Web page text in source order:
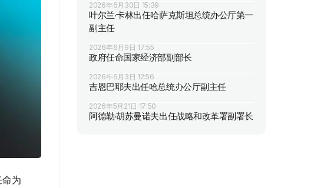
为
2026年6月30日 15:39
叶尔兰·卡林出任哈萨克斯坦总统办公厅第一
副主任
2026年6月9日 17:55
政府任命国家经济部副部长
2026年6月3日 12:56
吉恩巴耶夫出任哈总统办公厅副主任
2026年5月21日 17:50
阿德勒·胡苏曼诺夫出任战略和改革署副署长